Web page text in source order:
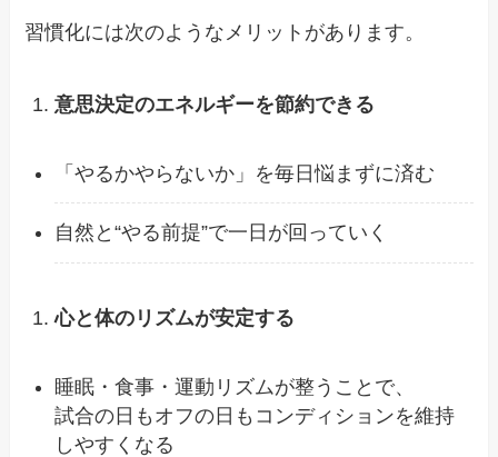
習慣化には次のようなメリットがあります。
意思決定のエネルギーを節約できる
「やるかやらないか」を毎日悩まずに済む
自然と“やる前提”で一日が回っていく
心と体のリズムが安定する
睡眠・食事・運動リズムが整うことで、
試合の日もオフの日もコンディションを維持
しやすくなる